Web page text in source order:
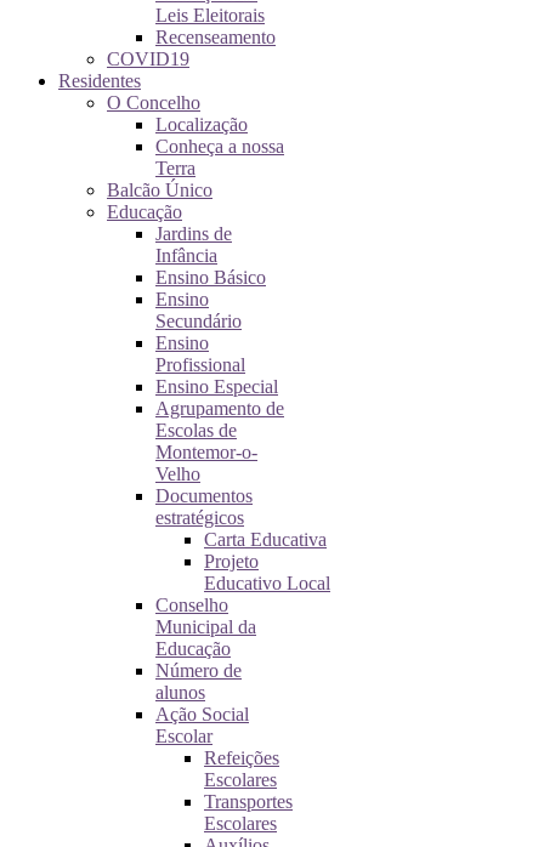
Leis Eleitorais
Recenseamento
COVID19
Residentes
O Concelho
Localização
Conheça a nossa
Terra
Balcão Único
Educação
Jardins de
Infância
Ensino Básico
Ensino
Secundário
Ensino
Profissional
Ensino Especial
Agrupamento de
Escolas de
Montemor-o-
Velho
Documentos
estratégicos
Carta Educativa
Projeto
Educativo Local
Conselho
Municipal da
Educação
Número de
alunos
Ação Social
Escolar
Refeições
Escolares
Transportes
Escolares